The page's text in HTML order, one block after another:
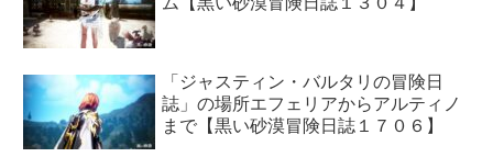
「ジャスティン・バルタリの冒険日
誌」の場所エフェリアからアルティノ
まで【黒い砂漠冒険日誌１７０６】